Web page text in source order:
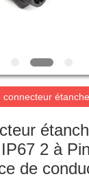
connecteur étanche
2 à
de